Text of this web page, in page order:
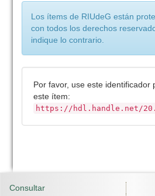
Los ítems de RIUdeG están
con todos los derechos
indique lo contrario.
Por favor, use este identificador
este ítem:
https://hdl.handle.net/
Consultar